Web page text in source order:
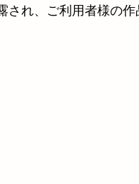
され、ご利用者様の